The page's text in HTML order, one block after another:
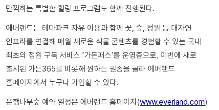
만끽하는 특별한 힐링 프로그램도 함께 진행된다.
에버랜드는 테마파크 자유 이용과 함께 꽃, 숲, 정원 등 대자연
인프라를 연결해 매월 새로운 식물 콘텐츠를 경험할 수 있는 국내
최초의 정원 구독 서비스 ‘가든패스’를 운영중으로, 이번에 새로
출시된 가든365를 비롯해 원하는 권종을 골라 에버랜드
홈페이지에서 누구나 가입할 수 있다.
은행나무숲 예약 일정은 에버랜드 홈페이지(www.everland.com)